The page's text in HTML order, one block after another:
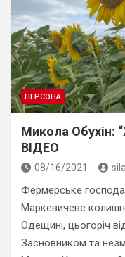
ПЕРСОНА
Микола Обухін:
ВІДЕО
08/16/2021
Фермерське
Маркевичеве
Одещині, цьогоріч
Засновником та